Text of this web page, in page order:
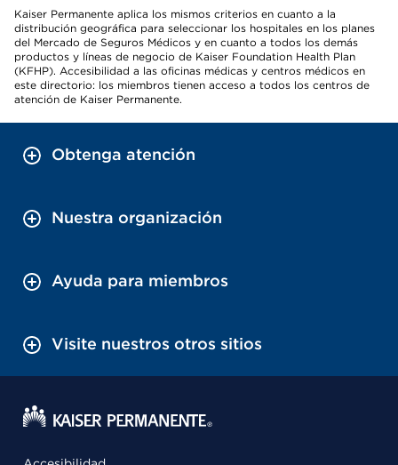
Kaiser Permanente aplica los mismos criterios en cuanto a la
distribución geográfica para seleccionar los hospitales en los planes
del Mercado de Seguros Médicos y en cuanto a todos los demás
productos y líneas de negocio de Kaiser Foundation Health Plan
(KFHP). Accesibilidad a las oficinas médicas y centros médicos en
este directorio: los miembros tienen acceso a todos los centros de
atención de Kaiser Permanente.
Obtenga atención
Nuestra organización
Ayuda para miembros
Visite nuestros otros sitios